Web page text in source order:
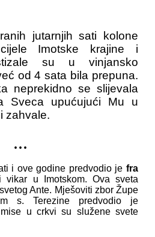
jutarnjih sati kolone
Imotske krajine i
su u vinjansko
od 4 sata bila prepuna.
neprekidno se slijevala
Sveca upućujući Mu u
zahvale.
...
i ove godine predvodio je fra
vikar u Imotskom. Ova sveta
Ante. Mješoviti zbor Župe
s. Terezine predvodio je
u crkvi su služene svete